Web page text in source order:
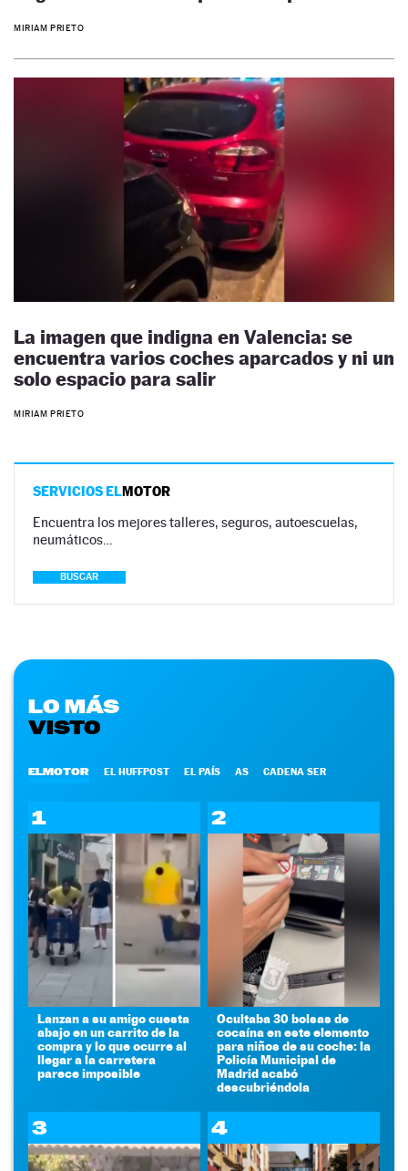
MIRIAM PRIETO
La imagen que indigna en Valencia: se
encuentra varios coches aparcados y ni un
solo espacio para salir
MIRIAM PRIETO
SERVICIOS ELMOTOR
Encuentra los mejores talleres, seguros, autoescuelas,
neumáticos…
BUSCAR
LO MÁS
VISTO
ELMOTOR EL HUFFPOST EL PAÍS AS CADENA SER
1
Lanzan a su amigo cuesta
abajo en un carrito de la
compra y lo que ocurre al
llegar a la carretera
parece imposible
2
Ocultaba 30 bolsas de
cocaína en este elemento
para niños de su coche: la
Policía Municipal de
Madrid acabó
descubriéndola
3 4